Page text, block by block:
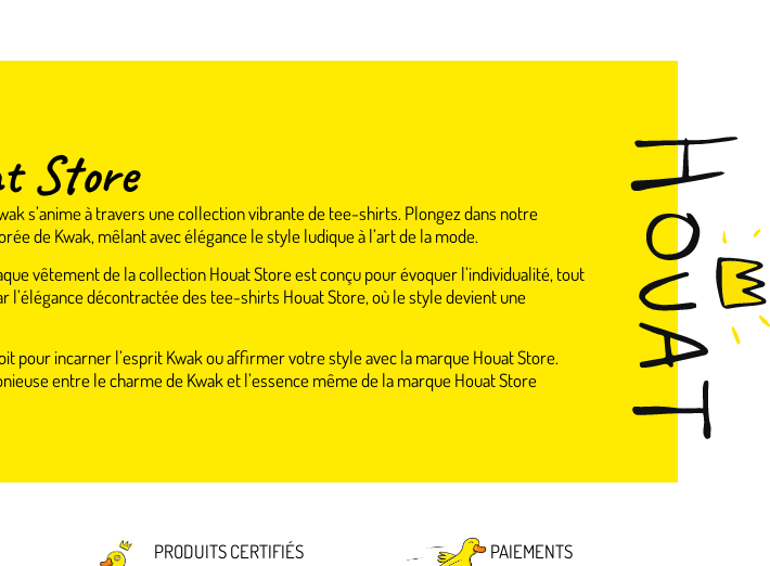
Store
s’anime à travers une collection vibrante de tee-shirts. Plongez dans notre
de Kwak, mêlant avec élégance le style ludique à l’art de la mode.
vêtement de la collection Houat Store est conçu pour évoquer l’individualité, tout
l’élégance décontractée des tee-shirts Houat Store, où le style devient une
incarner l’esprit Kwak ou affirmer votre style avec la marque Houat Store.
entre le charme de Kwak et l’essence même de la marque Houat Store
PRODUITS CERTIFIÉS
PAIEMENTS